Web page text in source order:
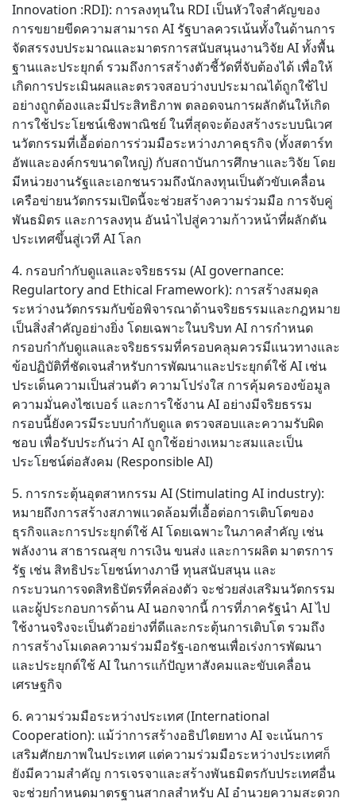
Innovation :RDI): การลงทุนใน RDI เป็นหัวใจสำคัญของ
การขยายขีดความสามารถ AI รัฐบาลควรเน้นทั้งในด้านการ
จัดสรรงบประมาณและมาตรการสนับสนุนงานวิจัย AI ทั้งพื้น
ฐานและประยุกต์ รวมถึงการสร้างตัวชี้วัดที่จับต้องได้ เพื่อให้
เกิดการประเมินผลและตรวจสอบว่างบประมาณได้ถูกใช้ไป
อย่างถูกต้องและมีประสิทธิภาพ ตลอดจนการผลักดันให้เกิด
การใช้ประโยชน์เชิงพาณิชย์ ในที่สุดจะต้องสร้างระบบนิเวศ
นวัตกรรมที่เอื้อต่อการร่วมมือระหว่างภาคธุรกิจ (ทั้งสตาร์ท
อัพและองค์กรขนาดใหญ่) กับสถาบันการศึกษาและวิจัย โดย
มีหน่วยงานรัฐและเอกชนรวมถึงนักลงทุนเป็นตัวขับเคลื่อน
เครือข่ายนวัตกรรมเปิดนี้จะช่วยสร้างความร่วมมือ การจับคู่
พันธมิตร และการลงทุน อันนำไปสู่ความก้าวหน้าที่ผลักดัน
ประเทศขึ้นสู่เวที AI โลก
4. กรอบกำกับดูแลและจริยธรรม (AI governance:
Regulartory and Ethical Framework): การสร้างสมดุล
ระหว่างนวัตกรรมกับข้อพิจารณาด้านจริยธรรมและกฎหมาย
เป็นสิ่งสำคัญอย่างยิ่ง โดยเฉพาะในบริบท AI การกำหนด
กรอบกำกับดูแลและจริยธรรมที่ครอบคลุมควรมีแนวทางและ
ข้อปฏิบัติที่ชัดเจนสำหรับการพัฒนาและประยุกต์ใช้ AI เช่น
ประเด็นความเป็นส่วนตัว ความโปร่งใส การคุ้มครองข้อมูล
ความมั่นคงไซเบอร์ และการใช้งาน AI อย่างมีจริยธรรม
กรอบนี้ยังควรมีระบบกำกับดูแล ตรวจสอบและความรับผิด
ชอบ เพื่อรับประกันว่า AI ถูกใช้อย่างเหมาะสมและเป็น
ประโยชน์ต่อสังคม (Responsible AI)
5. การกระตุ้นอุตสาหกรรม AI (Stimulating AI industry):
หมายถึงการสร้างสภาพแวดล้อมที่เอื้อต่อการเติบโตของ
ธุรกิจและการประยุกต์ใช้ AI โดยเฉพาะในภาคสำคัญ เช่น
พลังงาน สาธารณสุข การเงิน ขนส่ง และการผลิต มาตรการ
รัฐ เช่น สิทธิประโยชน์ทางภาษี ทุนสนับสนุน และ
กระบวนการจดสิทธิบัตรที่คล่องตัว จะช่วยส่งเสริมนวัตกรรม
และผู้ประกอบการด้าน AI นอกจากนี้ การที่ภาครัฐนำ AI ไป
ใช้งานจริงจะเป็นตัวอย่างที่ดีและกระตุ้นการเติบโต รวมถึง
การสร้างโมเดลความร่วมมือรัฐ-เอกชนเพื่อเร่งการพัฒนา
และประยุกต์ใช้ AI ในการแก้ปัญหาสังคมและขับเคลื่อน
เศรษฐกิจ
6. ความร่วมมือระหว่างประเทศ (International
Cooperation): แม้ว่าการสร้างอธิปไตยทาง AI จะเน้นการ
เสริมศักยภาพในประเทศ แต่ความร่วมมือระหว่างประเทศก็
ยังมีความสำคัญ การเจรจาและสร้างพันธมิตรกับประเทศอื่น
จะช่วยกำหนดมาตรฐานสากลสำหรับ AI อำนวยความสะดวก